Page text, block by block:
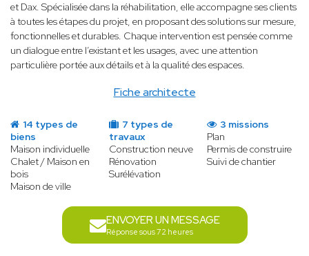
Fiche architecte
et Dax. Spécialisée dans la réhabilitation, elle accompagne ses clients
à toutes les étapes du projet, en proposant des solutions sur mesure,
fonctionnelles et durables. Chaque intervention est pensée comme
un dialogue entre l’existant et les usages, avec une attention
particulière portée aux détails et à la qualité des espaces.
14 types de
biens
Maison individuelle
Chalet / Maison en
bois
Maison de ville
7 types de
travaux
Construction neuve
Rénovation
Surélévation
3 missions
Plan
Permis de construire
Suivi de chantier
ENVOYER UN MESSAGE
Réponse sous 72 heures